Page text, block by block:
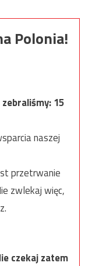
Polonia!
zebraliśmy:15
naszej
przetrwanie
zwlekaj więc,
czekaj zatem